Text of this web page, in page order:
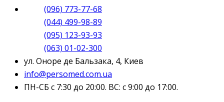
(096) 773-77-68
(044) 499-98-89
(095) 123-93-93
(063) 01-02-300
ул. Оноре де Бальзака, 4, Киев
info@persomed.com.ua
ПН-СБ с 7:30 до 20:00. ВС: с 9:00 до 17:00.